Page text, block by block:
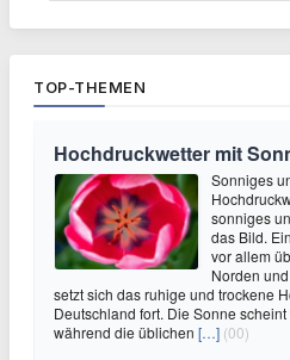
TOP-THEMEN
Hochdruckwetter mit
Sonniges
sonniges
das Bild.
vor allem
Norden
setzt sich das ruhige und trockene
Deutschland fort. Die Sonne
während die üblichen […] (00)